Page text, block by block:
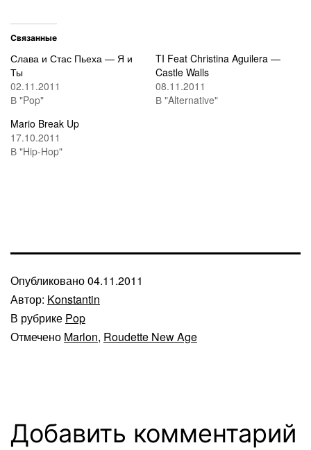
Связанные
Слава и Стас Пьеха — Я и
Ты
02.11.2011
В "Pop"
TI Feat Christina Aguilera —
Castle Walls
08.11.2011
В "Alternative"
Mario Break Up
17.10.2011
В "Hip-Hop"
Опубликовано04.11.2011
Автор: Konstantin
В рубрике Pop
Отмечено Marlon, Roudette New Age
Добавить комментарий